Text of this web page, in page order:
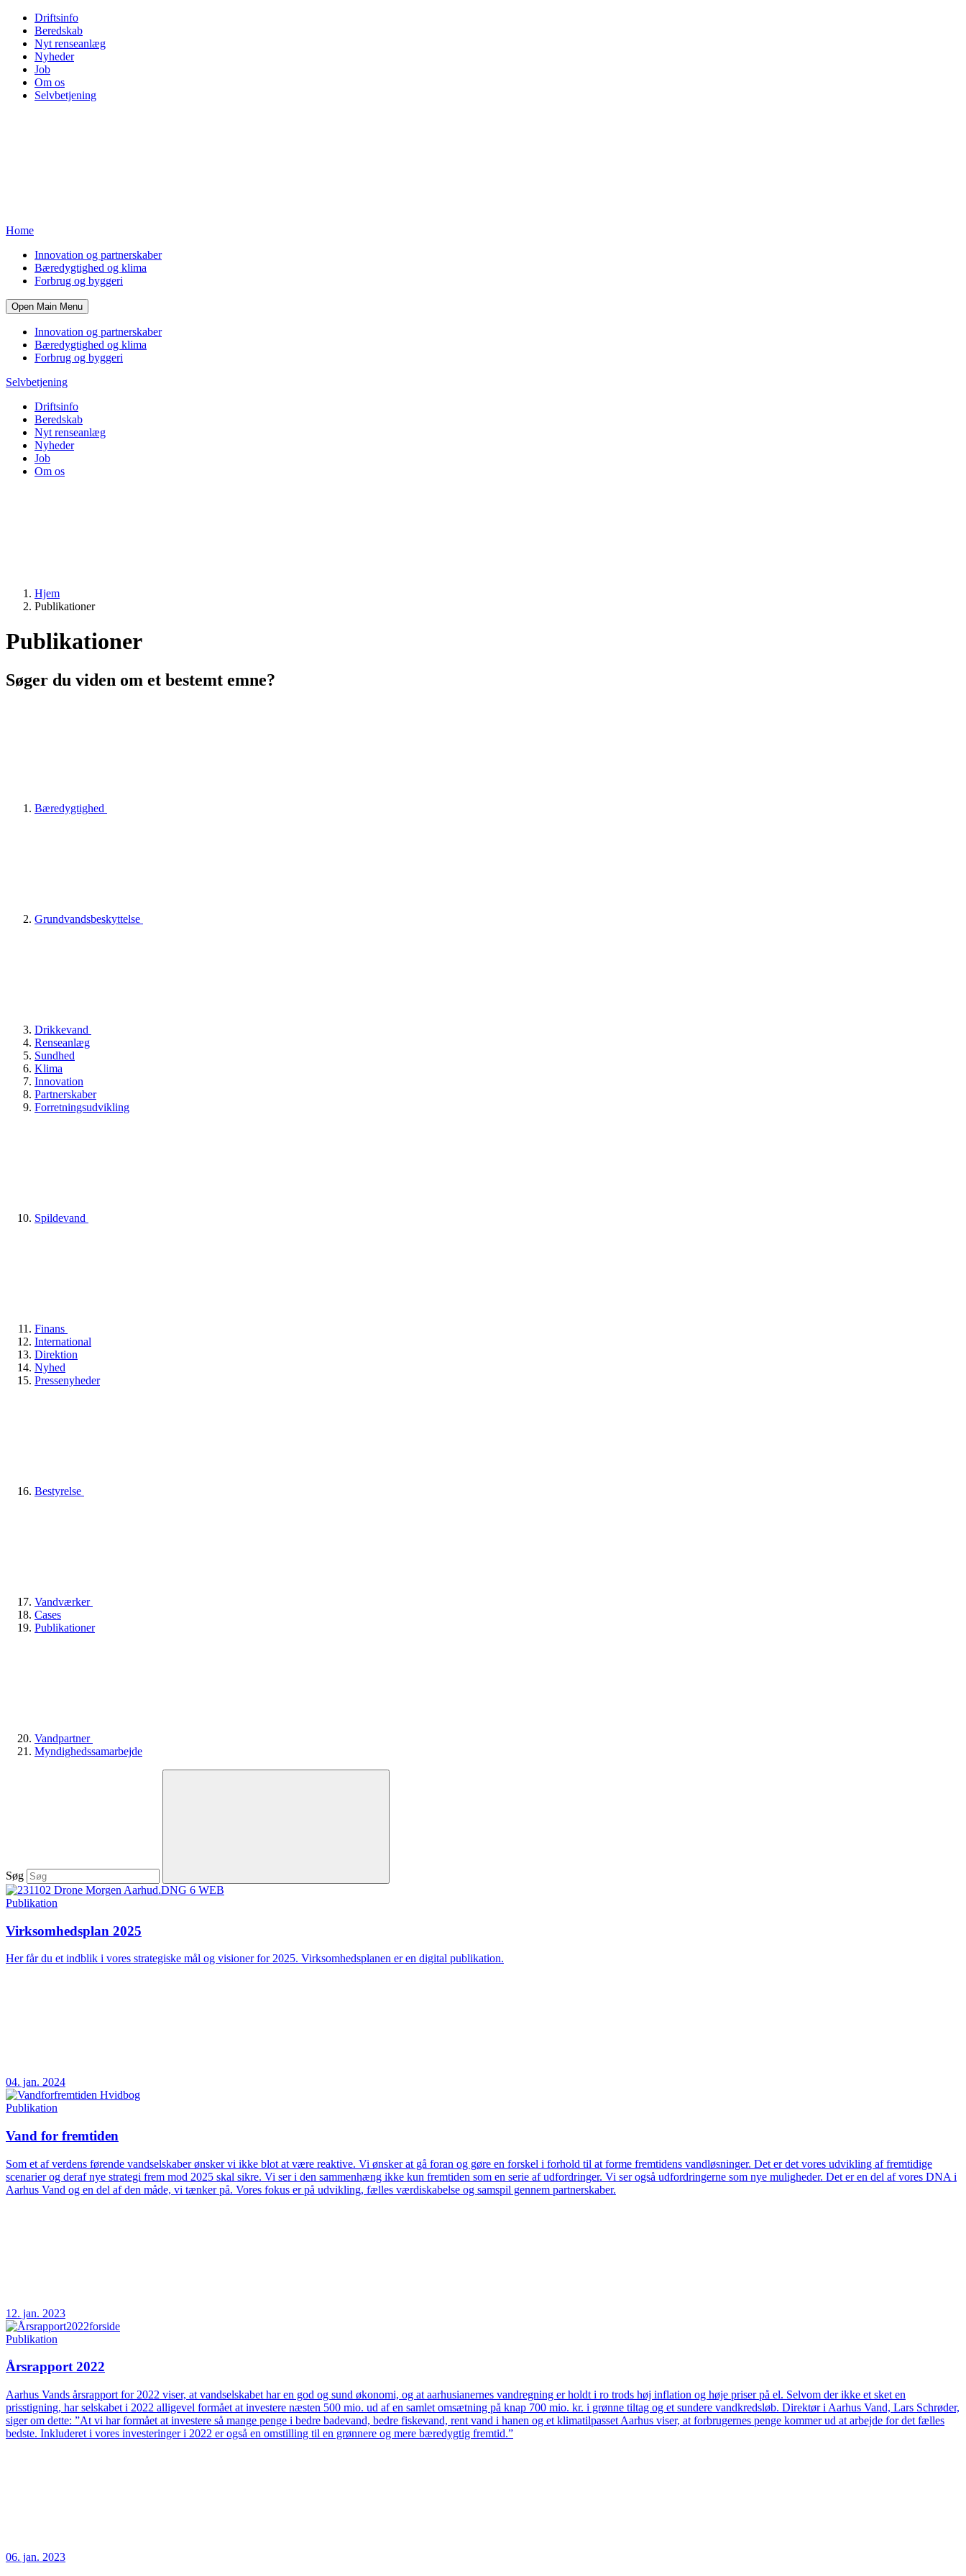
Driftsinfo
Beredskab
Nyt renseanlæg
Nyheder
Job
Om os
Selvbetjening
Home
Innovation og partnerskaber
Bæredygtighed og klima
Forbrug og byggeri
Open Main Menu
Innovation og partnerskaber
Bæredygtighed og klima
Forbrug og byggeri
Selvbetjening
Driftsinfo
Beredskab
Nyt renseanlæg
Nyheder
Job
Om os
Hjem
Publikationer
Publikationer
Søger du viden om et bestemt emne?
Bæredygtighed
Grundvandsbeskyttelse
Drikkevand
Renseanlæg
Sundhed
Klima
Innovation
Partnerskaber
Forretningsudvikling
Spildevand
Finans
International
Direktion
Nyhed
Pressenyheder
Bestyrelse
Vandværker
Cases
Publikationer
Vandpartner
Myndighedssamarbejde
Søg
Publikation
Virksomhedsplan 2025
Her får du et indblik i vores strategiske mål og visioner for 2025. Virksomhedsplanen er en digital publikation.
04. jan. 2024
Publikation
Vand for fremtiden
Som et af verdens førende vandselskaber ønsker vi ikke blot at være reaktive. Vi ønsker at gå foran og gøre en forskel i forhold til at forme fremtidens vandløsninger. Det er det vores udvikling af fremtidige
scenarier og deraf nye strategi frem mod 2025 skal sikre. Vi ser i den sammenhæng ikke kun fremtiden som en serie af udfordringer. Vi ser også udfordringerne som nye muligheder. Det er en del af vores DNA i
Aarhus Vand og en del af den måde, vi tænker på. Vores fokus er på udvikling, fælles værdiskabelse og samspil gennem partnerskaber.
12. jan. 2023
Publikation
Årsrapport 2022
Aarhus Vands årsrapport for 2022 viser, at vandselskabet har en god og sund økonomi, og at aarhusianernes vandregning er holdt i ro trods høj inflation og høje priser på el. Selvom der ikke et sket en
prisstigning, har selskabet i 2022 alligevel formået at investere næsten 500 mio. ud af en samlet omsætning på knap 700 mio. kr. i grønne tiltag og et sundere vandkredsløb. Direktør i Aarhus Vand, Lars Schrøder,
siger om dette: ”At vi har formået at investere så mange penge i bedre badevand, bedre fiskevand, rent vand i hanen og et klimatilpasset Aarhus viser, at forbrugernes penge kommer ud at arbejde for det fælles
bedste. Inkluderet i vores investeringer i 2022 er også en omstilling til en grønnere og mere bæredygtig fremtid.”
06. jan. 2023